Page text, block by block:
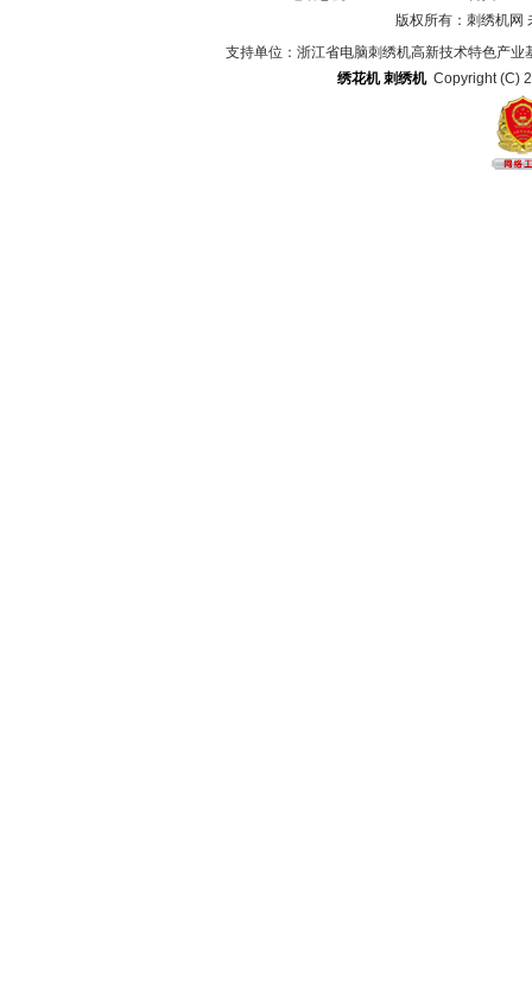
版权所有：刺绣机网
支持单位：浙江省电脑刺绣机高新技术特色产
绣花机 刺绣机Copyright (C)